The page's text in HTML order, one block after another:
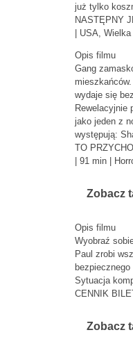
już tylko
NASTĘPNY
| USA,
Opis filmu
Gang
wydaje się
Rewelacyjnie
jako jeden z
występują:
TO
| 91 min |
Zobacz
Opis filmu
Wyobraź
Paul zrobi
Sytuacja
CENNIK
Zobacz